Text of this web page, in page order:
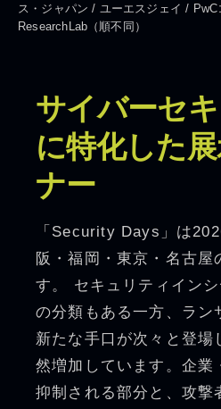
ス・ジャパン / ユーエスジェイ /
ResearchLab（順不同）
サイバーセ
に特化した
ナー
「Security Days」は
阪・福岡・東京・名古屋
す。 セキュリティイン
の分類もある一方、ラン
新たな手口が次々と登場
然増加しています。企業
抑制される部分と、攻撃